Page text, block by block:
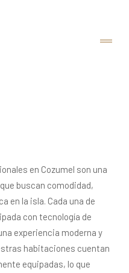
en Cozumel son una
buscan comodidad,
en la isla. Cada una de
con tecnología de
experiencia moderna y
habitaciones cuentan
equipadas, lo que